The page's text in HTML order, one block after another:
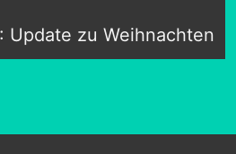
Update zu Weihnachten